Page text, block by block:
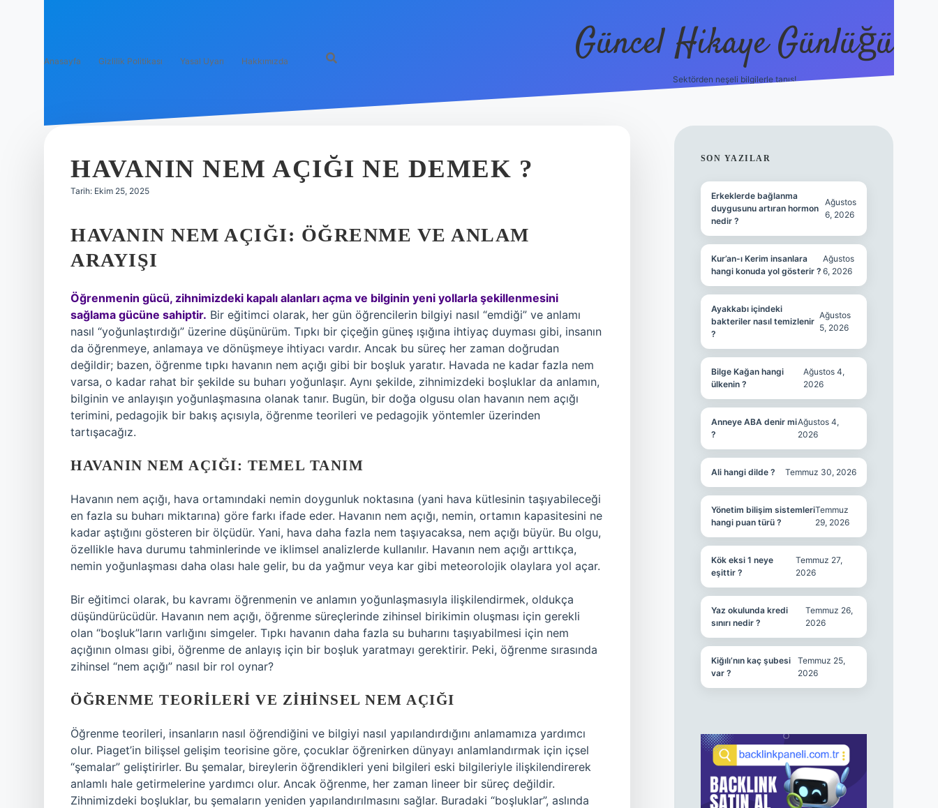
Anasayfa Gizlilik Politikası Yasal Uyarı Hakkımızda Güncel Hikaye Günlüğü
Sektörden neşeli bilgilerle tanış!
HAVANIN NEM AÇIĞI NE DEMEK ?
Tarih: Ekim 25, 2025
HAVANIN NEM AÇIĞI: ÖĞRENME VE ANLAM
ARAYIŞI
Öğrenmenin gücü, zihnimizdeki kapalı alanları açma ve bilginin yeni yollarla şekillenmesini
sağlama gücüne sahiptir. Bir eğitimci olarak, her gün öğrencilerin bilgiyi nasıl “emdiği” ve anlamı
nasıl “yoğunlaştırdığı” üzerine düşünürüm. Tıpkı bir çiçeğin güneş ışığına ihtiyaç duyması gibi, insanın
da öğrenmeye, anlamaya ve dönüşmeye ihtiyacı vardır. Ancak bu süreç her zaman doğrudan
değildir; bazen, öğrenme tıpkı havanın nem açığı gibi bir boşluk yaratır. Havada ne kadar fazla nem
varsa, o kadar rahat bir şekilde su buharı yoğunlaşır. Aynı şekilde, zihnimizdeki boşluklar da anlamın,
bilginin ve anlayışın yoğunlaşmasına olanak tanır. Bugün, bir doğa olgusu olan havanın nem açığı
terimini, pedagojik bir bakış açısıyla, öğrenme teorileri ve pedagojik yöntemler üzerinden
tartışacağız.
HAVANIN NEM AÇIĞI: TEMEL TANIM
Havanın nem açığı, hava ortamındaki nemin doygunluk noktasına (yani hava kütlesinin taşıyabileceği
en fazla su buharı miktarına) göre farkı ifade eder. Havanın nem açığı, nemin, ortamın kapasitesini ne
kadar aştığını gösteren bir ölçüdür. Yani, hava daha fazla nem taşıyacaksa, nem açığı büyür. Bu olgu,
özellikle hava durumu tahminlerinde ve iklimsel analizlerde kullanılır. Havanın nem açığı arttıkça,
nemin yoğunlaşması daha olası hale gelir, bu da yağmur veya kar gibi meteorolojik olaylara yol açar.
Bir eğitimci olarak, bu kavramı öğrenmenin ve anlamın yoğunlaşmasıyla ilişkilendirmek, oldukça
düşündürücüdür. Havanın nem açığı, öğrenme süreçlerinde zihinsel birikimin oluşması için gerekli
olan “boşluk”ların varlığını simgeler. Tıpkı havanın daha fazla su buharını taşıyabilmesi için nem
açığının olması gibi, öğrenme de anlayış için bir boşluk yaratmayı gerektirir. Peki, öğrenme sırasında
zihinsel “nem açığı” nasıl bir rol oynar?
ÖĞRENME TEORILERI VE ZIHINSEL NEM AÇIĞI
Öğrenme teorileri, insanların nasıl öğrendiğini ve bilgiyi nasıl yapılandırdığını anlamamıza yardımcı
olur. Piaget’in bilişsel gelişim teorisine göre, çocuklar öğrenirken dünyayı anlamlandırmak için içsel
“şemalar” geliştirirler. Bu şemalar, bireylerin öğrendikleri yeni bilgileri eski bilgileriyle ilişkilendirerek
anlamlı hale getirmelerine yardımcı olur. Ancak öğrenme, her zaman lineer bir süreç değildir.
Zihnimizdeki boşluklar, bu şemaların yeniden yapılandırılmasını sağlar. Buradaki “boşluklar”, aslında
SIDEBAR
SON YAZILAR
Erkeklerde bağlanma
duygusunu artıran hormon
nedir ?
Ağustos
6, 2026
Kur’an-ı Kerim insanlara
hangi konuda yol gösterir ?
Ağustos
6, 2026
Ayakkabı içindeki
bakteriler nasıl temizlenir
?
Ağustos
5, 2026
Bilge Kağan hangi
ülkenin ?
Ağustos 4,
2026
Anneye ABA denir mi
?
Ağustos 4,
2026
Ali hangi dilde ? Temmuz 30, 2026
Yönetim bilişim sistemleri
hangi puan türü ?
Temmuz
29, 2026
Kök eksi 1 neye
eşittir ?
Temmuz 27,
2026
Yaz okulunda kredi
sınırı nedir ?
Temmuz 26,
2026
Kiğılı’nın kaç şubesi
var ?
Temmuz 25,
2026
https://piabella.casino/